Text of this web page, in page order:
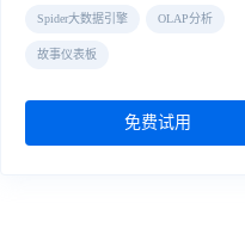
Spider大数据引擎 OLAP分析
故事仪表板
免费试用